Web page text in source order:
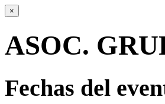
×
ASOC.
Fechas del